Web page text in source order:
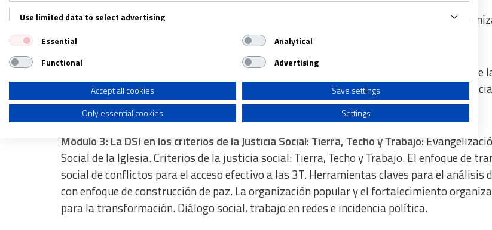
Módulo 1: Presencia e incidencia del laico en la vida pública
Identidad de los laicos
laicales.
resencia de los laicos en la vida pública.
Módulo 2: Fundamentos y lineamientos de la DSI: Naturaleza de la DSI.
Fundamentos
de la Iglesia con su Doctrina en el campo social. Los Padres de la Iglesia y la Doctrina
Pincelada del desarrollo histórico de la realidad laical
Módulo 3: La DSI en los criterios de la Justicia Social: Tierra, Techo y Trabajo:
Social de la Iglesia. Criterios de la justicia social: Tierra, Techo y Trabajo.El enfoque de
social de conflictos para el acceso efectivo a las 3T.Herramientas claves para el análisis
con enfoque de construcción de paz.La organización popular y el fortalecimiento
para la transformación.Diálogo social, trabajo en redes e incidencia política.
Use limited data to select advertising
Create profiles for personalised advertising
Use profiles to select personalised advertising
Create profiles to personalise content
Use profiles to select personalised content
Measure advertising performance
Measure content performance
Understand audiences through statistics or combinations of data from different sources
Develop and improve services
Essential
Analytical
Functional
Advertising
Accept all cookies
Save settings
Only essential cookies
Settings